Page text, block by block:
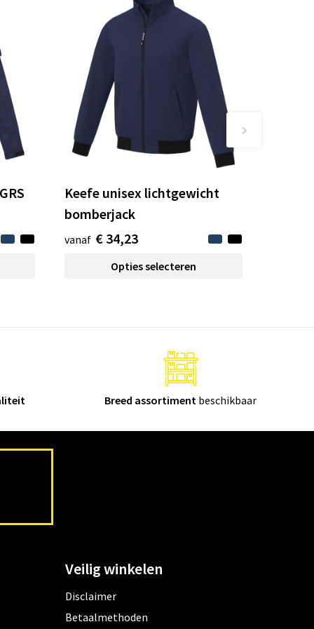
Keefe unisex lichtgewicht
bomberjack
vanaf € 34,23
Opties selecteren
Breed assortiment beschikbaar
Veilig winkelen
Disclaimer
Betaalmethoden